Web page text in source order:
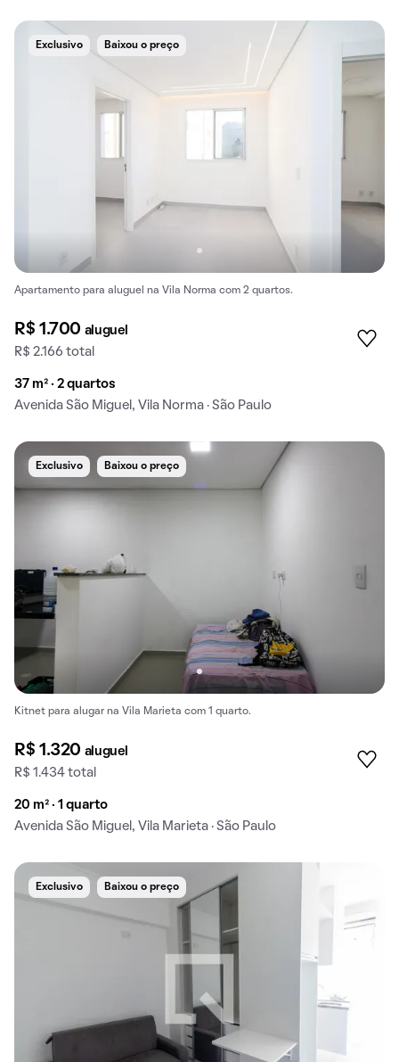
Exclusivo Baixou o preço
Apartamento para aluguel na Vila Norma com 2 quartos.
R$ 1.700 aluguel
R$ 2.166 total
37 m² · 2 quartos
Avenida São Miguel, Vila Norma · São Paulo
Exclusivo Baixou o preço
Kitnet para alugar na Vila Marieta com 1 quarto.
R$ 1.320 aluguel
R$ 1.434 total
20 m² · 1 quarto
Avenida São Miguel, Vila Marieta · São Paulo
Exclusivo Baixou o preço